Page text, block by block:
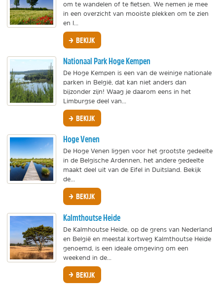
om te wandelen of te fietsen. We nemen je mee
in een overzicht van mooiste plekken om te zien
en l...
BEKIJK
Nationaal Park Hoge Kempen
De Hoge Kempen is een van de weinige nationale
parken in België, dat kan niet anders dan
bijzonder zijn! Waag je daarom eens in het
Limburgse deel van...
BEKIJK
Hoge Venen
De Hoge Venen liggen voor het grootste gedeelte
in de Belgische Ardennen, het andere gedeelte
maakt deel uit van de Eifel in Duitsland. Bekijk
de...
BEKIJK
Kalmthoutse Heide
De Kalmhoutse Heide, op de grens van Nederland
en België en meestal kortweg Kalmthoutse Heide
genoemd, is een ideale omgeving om een
weekend in de...
BEKIJK